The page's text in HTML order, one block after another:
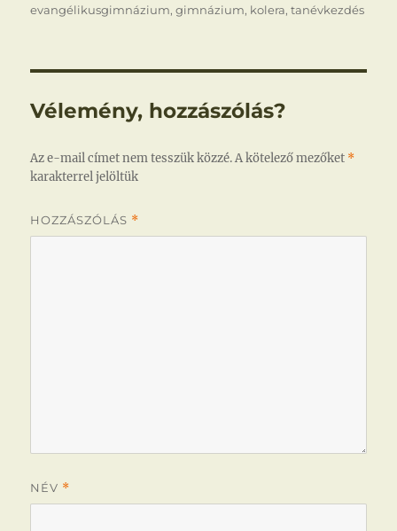
evangélikusgimnázium,gimnázium, kolera,tanévkezdés
Vélemény, hozzászólás?
Az e-mail címet nem tesszük közzé. A kötelező mezőket *
karakterrel jelöltük
HOZZÁSZÓLÁS *
NÉV *